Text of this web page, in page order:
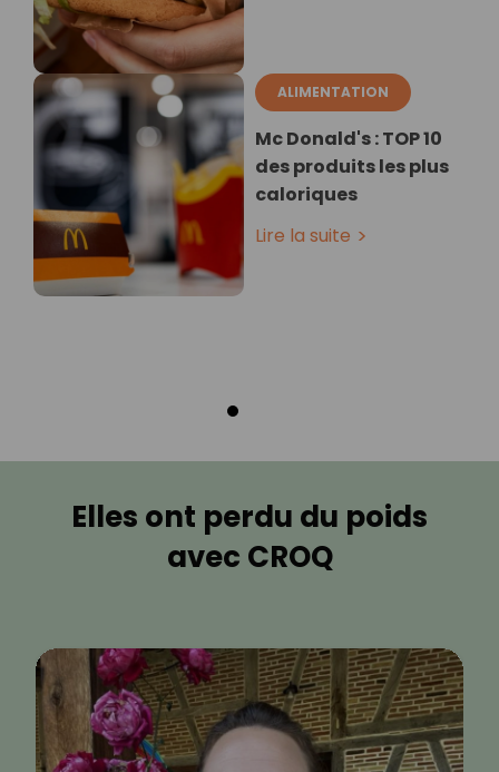
ALIMENTATION
Mc Donald's : TOP 10
des produits les plus
caloriques
Lire la suite
Elles ont perdu du poids
avec CROQ